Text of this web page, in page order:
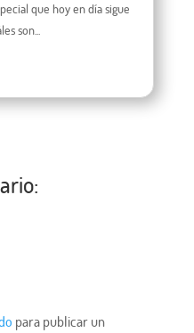
que hoy en día sigue
son...
para publicar un